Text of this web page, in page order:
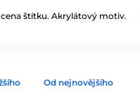
štítku. Akrylátový motiv.
Od nejnovějšího